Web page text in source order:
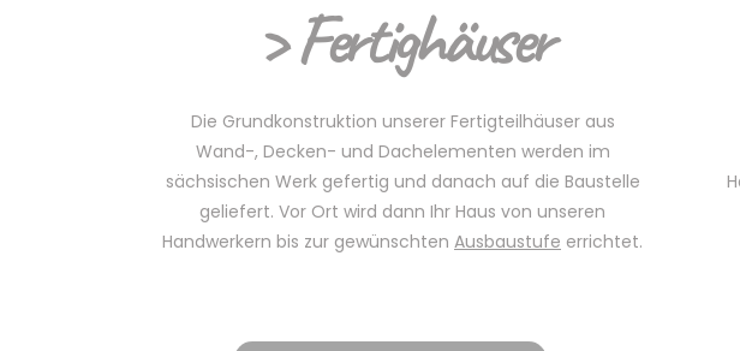
> Fertighäuser
Die Grundkonstruktion unserer Fertigteilhäuser aus
Wand-, Decken- und Dachelementen werden im
sächsischen Werk gefertig und danach auf die Baustelle
geliefert. Vor Ort wird dann Ihr Haus von unseren
Handwerkern bis zur gewünschten Ausbaustufe errichtet.